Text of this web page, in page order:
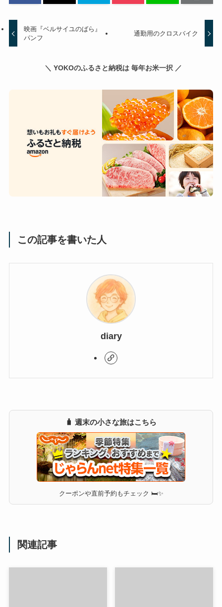
映画『ベルサイユのばら』
パンフ
通勤用のクロスバイク
＼ YOKOのふるさと納税は 毎年お米一択 ／
この記事を書いた人
diary
🧳 週末の小さな旅はこちら
クーポンや直前予約もチェック 🛏✨
関連記事